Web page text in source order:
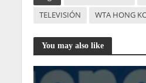
TELEVISIÓN
WTA HONG
You may also like